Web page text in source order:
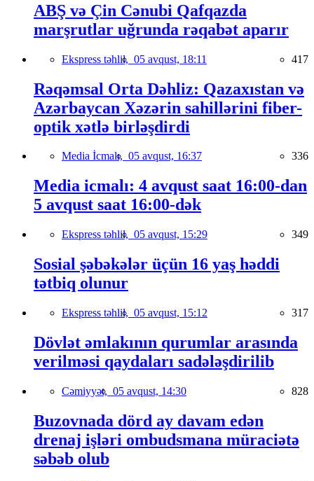
ABŞ və Çin Cənubi Qafqazda
marşrutlar uğrunda rəqabət aparır
Ekspress təhlil, 05 avqust, 18:11 417
Rəqəmsal Orta Dəhliz: Qazaxıstan və
Azərbaycan Xəzərin sahillərini fiber-
optik xətlə birləşdirdi
Media İcmalı, 05 avqust, 16:37 336
Media icmalı: 4 avqust saat 16:00-dan
5 avqust saat 16:00-dək
Ekspress təhlil, 05 avqust, 15:29 349
Sosial şəbəkələr üçün 16 yaş həddi
tətbiq olunur
Ekspress təhlil, 05 avqust, 15:12 317
Dövlət əmlakının qurumlar arasında
verilməsi qaydaları sadələşdirilib
Cəmiyyət, 05 avqust, 14:30 828
Buzovnada dörd ay davam edən
drenaj işləri ombudsmana müraciətə
səbəb olub